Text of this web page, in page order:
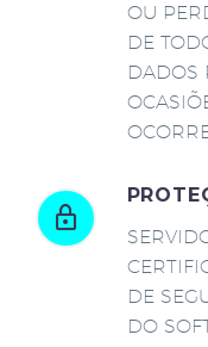
OU
DE
DADOS
DE
DO